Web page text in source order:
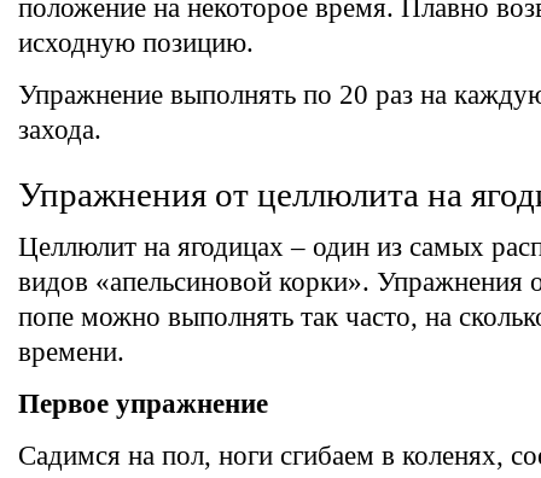
положение на некоторое время. Плавно
исходную позицию.
Упражнение выполнять по 20 раз на
захода.
Упражнения от целлюлита на
Целлюлит на ягодицах – один из самых
видов «апельсиновой корки». Упражнения
попе можно выполнять так часто, на
времени.
Первое упражнение
Садимся на пол, ноги сгибаем в коленях,